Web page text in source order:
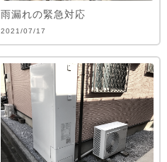
雨漏れの緊急対応
2021/07/17